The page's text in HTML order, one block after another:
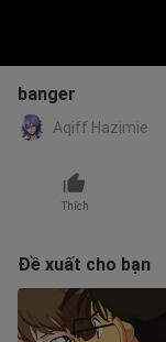
banger
Aqiff Hazimie
Thích
Đề xuất cho bạn